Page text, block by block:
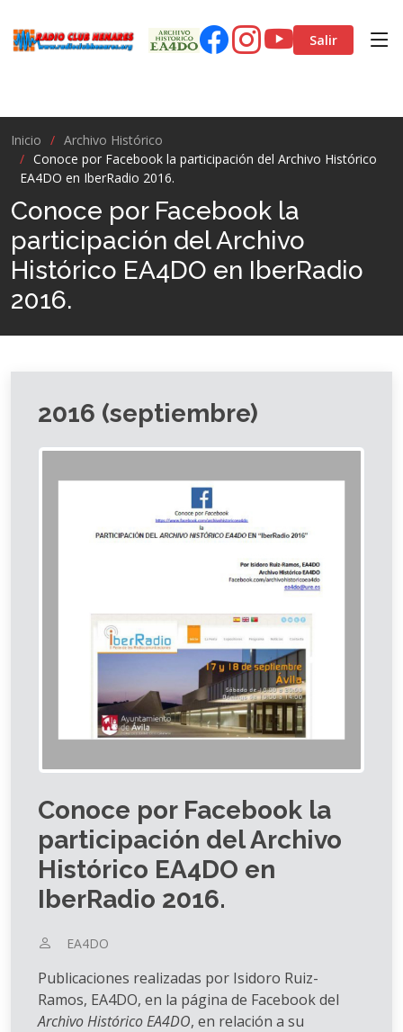
Salir
Inicio
Archivo Histórico
Conoce por Facebook la participación del Archivo Histórico
EA4DO en IberRadio 2016.
Conoce por Facebook la
participación del Archivo
Histórico EA4DO en IberRadio
2016.
2016 (septiembre)
Conoce por Facebook la
participación del Archivo
Histórico EA4DO en
IberRadio 2016.
EA4DO
Publicaciones realizadas por Isidoro Ruiz-
Ramos, EA4DO, en la página de Facebook del
Archivo Histórico EA4DO, en relación a su